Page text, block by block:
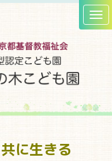
共に生きる